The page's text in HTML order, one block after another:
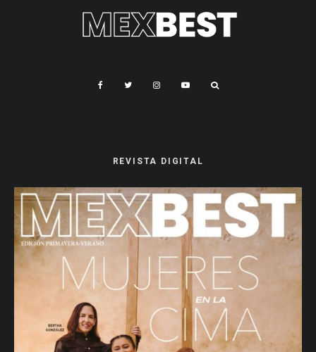
REVISTA DIGITAL